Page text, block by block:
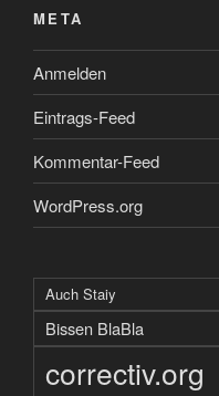
META
Anmelden
Eintrags-Feed
Kommentar-Feed
WordPress.org
Auch Staiy
Bissen BlaBla
correctiv.org